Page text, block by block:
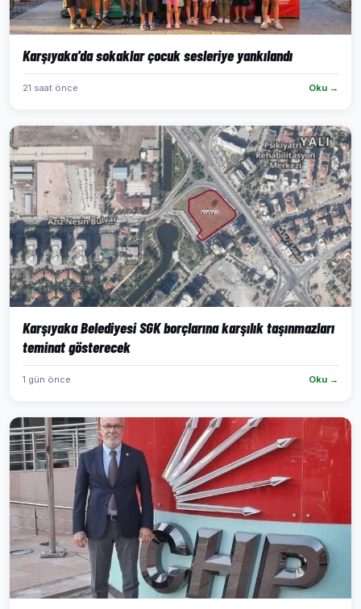
Karşıyaka'da sokaklar çocuk sesleriye yankılandı
21 saat önce Oku →
Karşıyaka Belediyesi SGK borçlarına karşılık taşınmazları
teminat gösterecek
1 gün önce Oku →